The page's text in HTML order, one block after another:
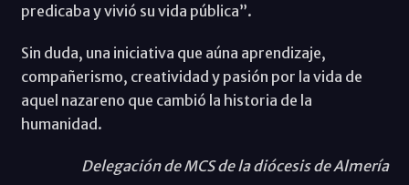
predicaba y vivió su vida pública”.
Sin duda, una iniciativa que aúna aprendizaje,
compañerismo, creatividad y pasión por la vida de
aquel nazareno que cambió la historia de la
humanidad.
Delegación de MCS de la diócesis de Almería